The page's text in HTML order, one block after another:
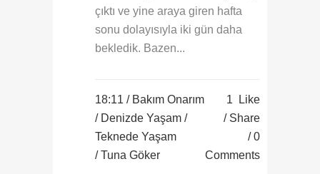
çıktı ve yine araya giren hafta
sonu dolayısıyla iki gün daha
bekledik. Bazen...
18:11 / Bakım Onarım
/ Denizde Yaşam /
Teknede Yaşam
/ Tuna Göker
1 Like
Share
0
Comments